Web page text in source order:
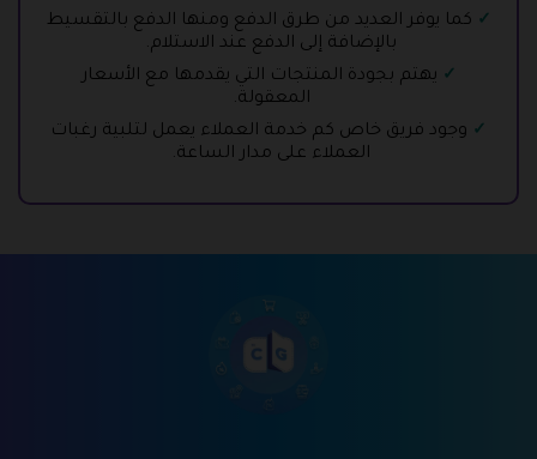
كما يوفر العديد من طرق الدفع ومنها الدفع بالتقسيط
بالإضافة إلى الدفع عند الاستلام.
يهتم بجودة المنتجات التي يقدمها مع الأسعار
المعقولة.
وجود فريق خاص كم خدمة العملاء يعمل لتلبية رغبات
العملاء على مدار الساعة.